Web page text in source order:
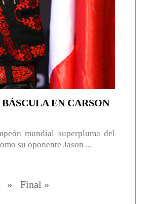
EN CARSON
mundial superpluma del
su oponente Jason ...
» Final »